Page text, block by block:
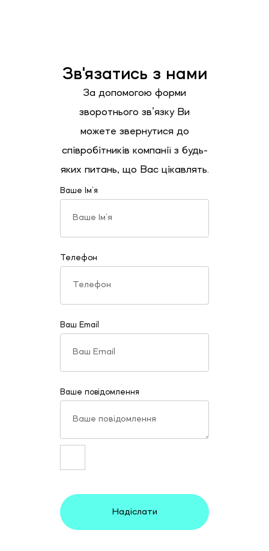
Зв'язатись з нами
За допомогою форми
зворотнього зв’язку Ви
можете звернутися до
співробітників компанії з будь-
яких питань, що Вас цікавлять.
Ваше Ім’я
Телефон
Ваш Email
Ваше повідомлення
Надіслати